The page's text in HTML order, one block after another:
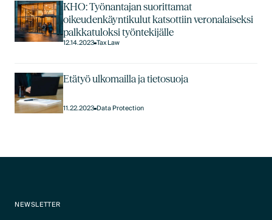
KHO: Työnantajan suorittamat
oikeudenkäyntikulut katsottiin veronalaiseksi
palkkatuloksi työntekijälle
12.14.2023Tax Law
Etätyö ulkomailla ja tietosuoja
11.22.2023Data Protection
NEWSLETTER